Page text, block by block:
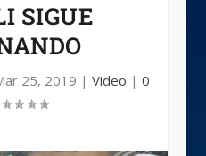
SIGUE
25, 2019 | Video | 0